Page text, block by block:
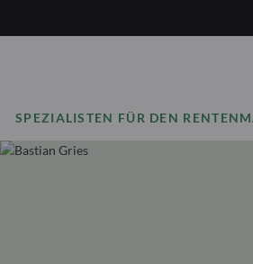
SPEZIALISTEN FÜR DEN